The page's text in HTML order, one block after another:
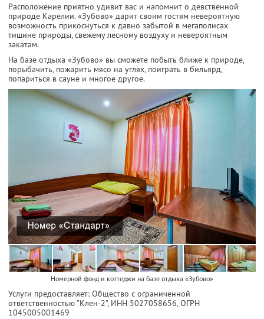
Расположение приятно удивит вас и напомнит о девственной
природе Карелии. «Зубово» дарит своим гостям невероятную
возможность прикоснуться к давно забытой в мегаполисах
тишине природы, свежему лесному воздуху и невероятным
закатам.
На базе отдыха «Зубово» вы сможете побыть ближе к природе,
порыбачить, пожарить мясо на углях, поиграть в бильярд,
попариться в сауне и многое другое.
Номерной фонд и коттеджи на базе отдыха «Зубово»
Услуги предоставляет: Общество с ограниченной
ответственностью "Клен-2", ИНН 5027058656, ОГРН
1045005001469